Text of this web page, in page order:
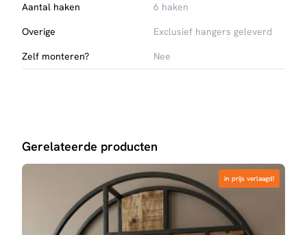
Aantal haken
6 haken
Overige
Exclusief hangers geleverd
Zelf monteren?
Nee
Gerelateerde producten
in prijs verlaagd!
in prijs verlaagd!